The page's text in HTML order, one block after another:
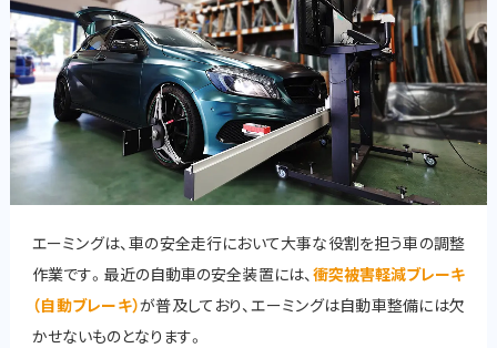
エーミングは、車の安全走行において大事な役割を担う車の調整
作業です。最近の自動車の安全装置には、 衝突被害軽減ブレーキ
（自動ブレーキ）が普及しており、エーミングは自動車整備には欠
かせないものとなります。